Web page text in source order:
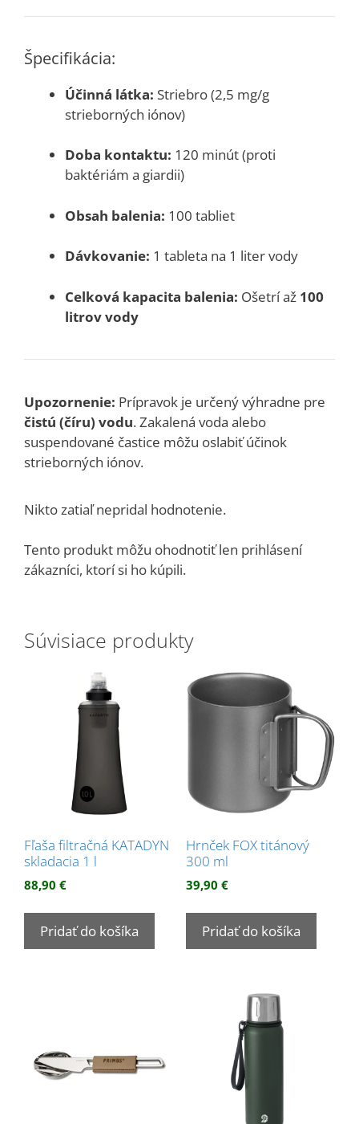
Špecifikácia:
Účinná látka: Striebro (2,5 mg/g
strieborných iónov)
Doba kontaktu: 120 minút (proti
baktériám a giardii)
Obsah balenia: 100 tabliet
Dávkovanie: 1 tableta na 1 liter vody
Celková kapacita balenia: Ošetrí až 100
litrov vody
Upozornenie: Prípravok je určený výhradne pre
čistú (číru) vodu. Zakalená voda alebo
suspendované častice môžu oslabiť účinok
strieborných iónov.
Nikto zatiaľ nepridal hodnotenie.
Tento produkt môžu ohodnotiť len prihlásení
zákazníci, ktorí si ho kúpili.
Súvisiace produkty
Fľaša filtračná KATADYN
skladacia 1 l
88,90 €
Pridať do košíka
Hrnček FOX titánový
300 ml
39,90 €
Pridať do košíka